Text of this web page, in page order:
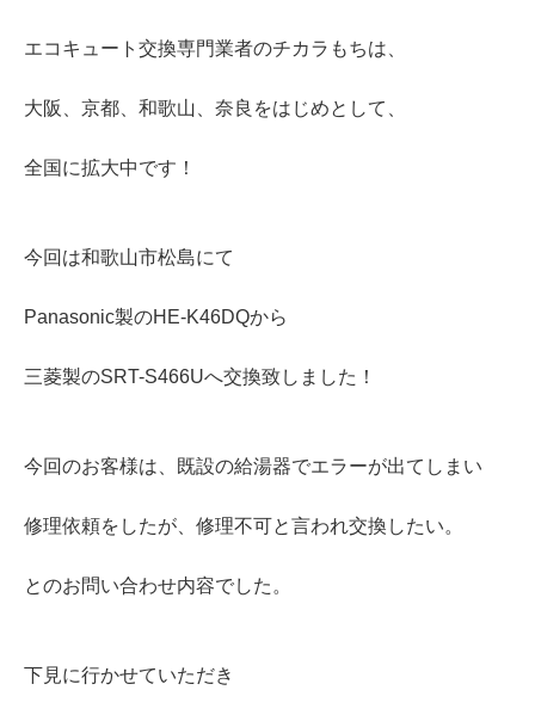
エコキュート交換専門業者のチカラもちは、
大阪、京都、和歌山、奈良をはじめとして、
全国に拡大中です！
今回は和歌山市松島にて
Panasonic製のHE-K46DQから
三菱製のSRT-S466Uへ交換致しました！
今回のお客様は、既設の給湯器でエラーが出てしまい
修理依頼をしたが、修理不可と言われ交換したい。
とのお問い合わせ内容でした。
下見に行かせていただき